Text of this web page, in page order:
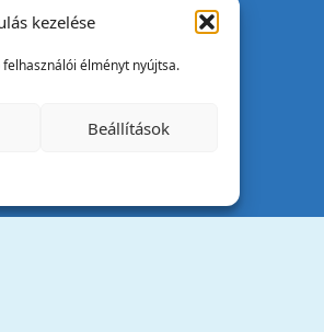
kezelése
élményt nyújtsa.
Beállítások
tér 1.
078